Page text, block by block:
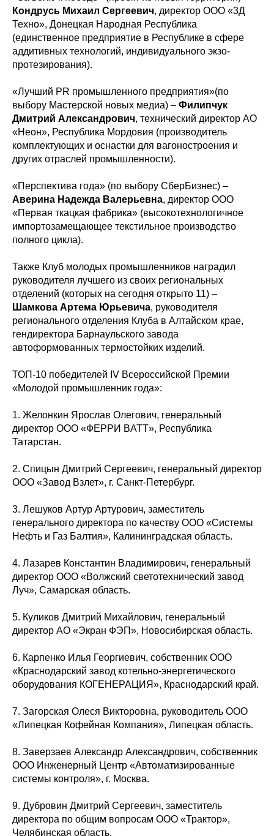
Кондрусь Михаил Сергеевич, директор ООО «3Д
Техно», Донецкая Народная Республика
(единственное предприятие в Республике в сфере
аддитивных технологий, индивидуального экзо-
протезирования).
«Лучший PR промышленного предприятия»(по
выбору Мастерской новых медиа) – Филипчук
Дмитрий Александрович, технический директор АО
«Неон», Республика Мордовия (производитель
комплектующих и оснастки для вагоностроения и
других отраслей промышленности).
«Перспектива года» (по выбору СберБизнес) –
Аверина Надежда Валерьевна, директор ООО
«Первая ткацкая фабрика» (высокотехнологичное
импортозамещающее текстильное производство
полного цикла).
Также Клуб молодых промышленников наградил
руководителя лучшего из своих региональных
отделений (которых на сегодня открыто 11) –
Шамкова Артема Юрьевича, руководителя
регионального отделения Клуба в Алтайском крае,
гендиректора Барнаульского завода
автоформованных термостойких изделий.
ТОП-10 победителей IV Всероссийской Премии
«Молодой промышленник года»:
1. Желонкин Ярослав Олегович, генеральный
директор ООО «ФЕРРИ ВATT», Республика
Татарстан.
2. Спицын Дмитрий Сергеевич, генеральный директор
ООО «Завод Взлет», г. Санкт-Петербург.
3. Лешуков Артур Артурович, заместитель
генерального директора по качеству ООО «Системы
Нефть и Газ Балтия», Калининградская область.
4. Лазарев Константин Владимирович, генеральный
директор ООО «Волжский светотехнический завод
Луч», Самарская область.
5. Куликов Дмитрий Михайлович, генеральный
директор АО «Экран ФЭП», Новосибирская область.
6. Карпенко Илья Георгиевич, собственник ООО
«Краснодарский завод котельно-энергетического
оборудования КОГЕНЕРАЦИЯ», Краснодарский край.
7. Загорская Олеся Викторовна, руководитель ООО
«Липецкая Кофейная Компания», Липецкая область.
8. Заверзаев Александр Александрович, собственник
ООО Инженерный Центр «Автоматизированные
системы контроля», г. Москва.
9. Дубровин Дмитрий Сергеевич, заместитель
директора по общим вопросам ООО «Трактор»,
Челябинская область.